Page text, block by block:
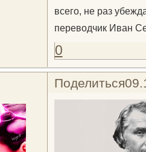
всего, не раз
переводчик Иван
0
Поделиться